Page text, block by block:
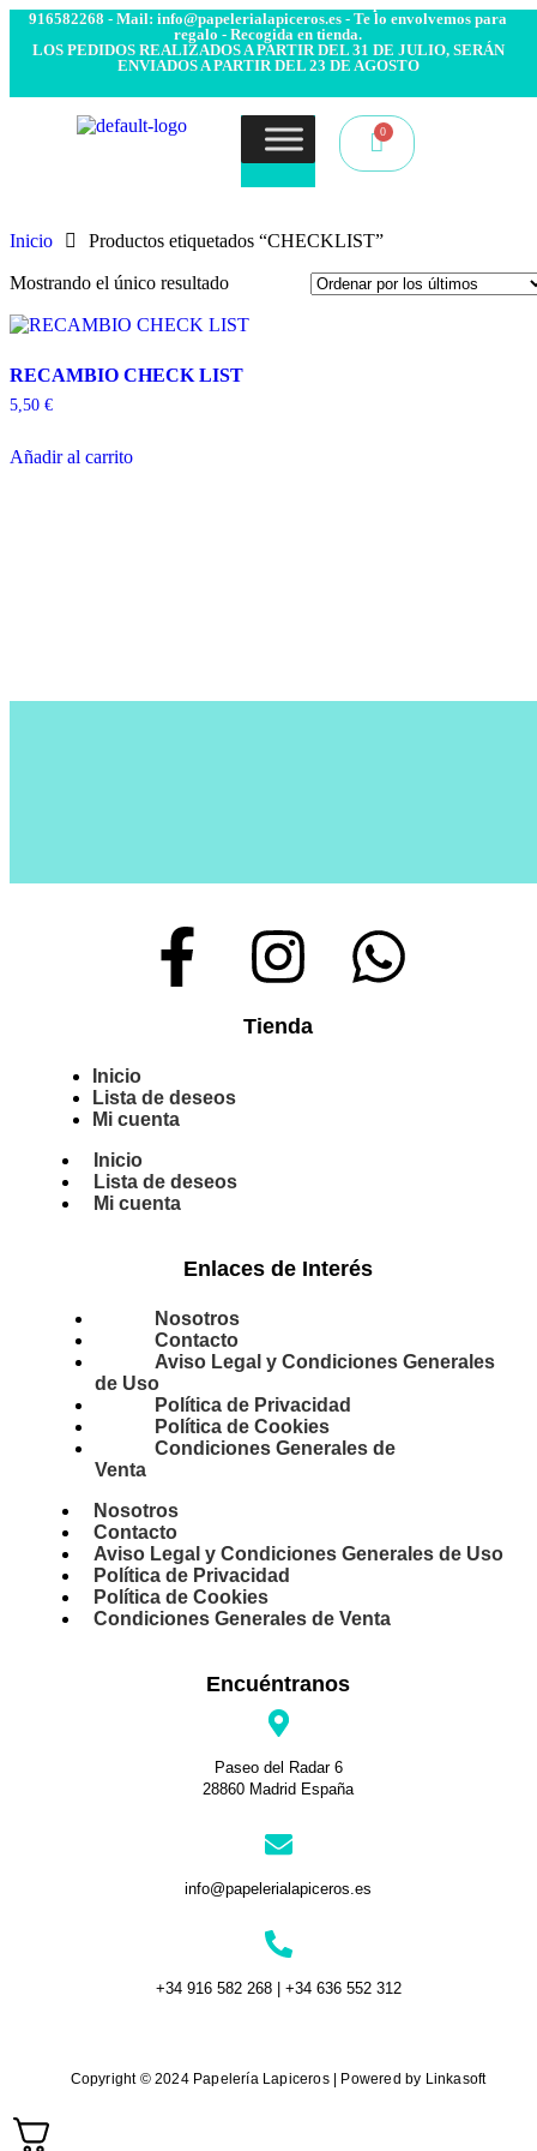
916582268 - Mail: info@papelerialapiceros.es - Te lo envolvemos para
regalo - Recogida en tienda.
LOS PEDIDOS REALIZADOS A PARTIR DEL 31 DE JULIO, SERÁN
ENVIADOS A PARTIR DEL 23 DE AGOSTO
Inicio Productos etiquetados “CHECKLIST”
Mostrando el único resultado
RECAMBIO CHECK LIST
5,50 €
Añadir al carrito
Tienda
Inicio
Lista de deseos
Mi cuenta
Inicio
Lista de deseos
Mi cuenta
Enlaces de Interés
Nosotros
Contacto
Aviso Legal y Condiciones Generales
de Uso
Política de Privacidad
Política de Cookies
Condiciones Generales de
Venta
Nosotros
Contacto
Aviso Legal y Condiciones Generales de Uso
Política de Privacidad
Política de Cookies
Condiciones Generales de Venta
Encuéntranos
Paseo del Radar 6
28860 Madrid España
info@papelerialapiceros.es
+34 916 582 268 | +34 636 552 312
Copyright © 2024 Papelería Lapiceros | Powered by Linkasoft